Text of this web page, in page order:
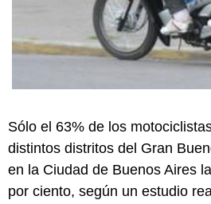
Sólo el 63% de los
distintos distritos del Gran
en la Ciudad de Buenos Aires
por ciento, según un estudio